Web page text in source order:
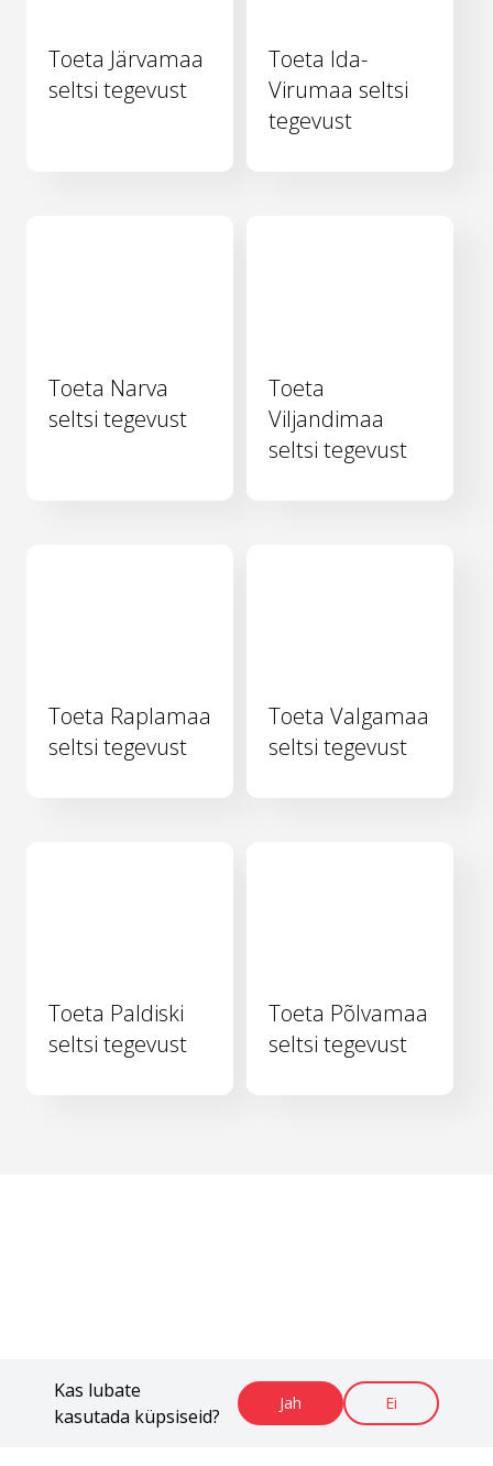
Kas lubate
kasutada küpsiseid?
Jah Ei
Toeta Järvamaa
seltsi tegevust
Toeta Ida-
Virumaa seltsi
tegevust
Toeta Narva
seltsi tegevust
Toeta
Viljandimaa
seltsi tegevust
Toeta Raplamaa
seltsi tegevust
Toeta Valgamaa
seltsi tegevust
Toeta Paldiski
seltsi tegevust
Toeta Põlvamaa
seltsi tegevust